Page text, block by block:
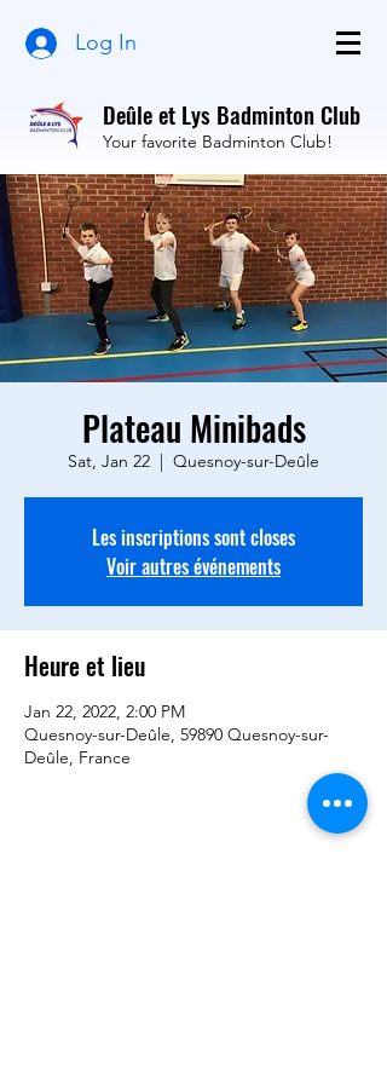
Log In
Deûle et Lys Badminton Club
Your favorite Badminton Club!
Plateau Minibads
Sat, Jan 22
  |
Quesnoy-sur-Deûle
Les inscriptions sont closes
Voir autres événements
Heure et lieu
Jan 22, 2022, 2:00 PM
Quesnoy-sur-Deûle, 59890 Quesnoy-sur-
Deûle, France